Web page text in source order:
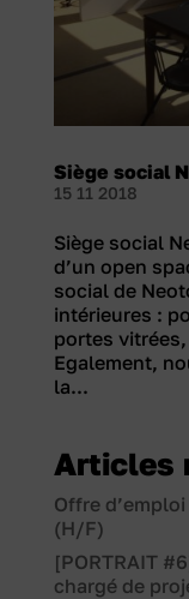
Siège social
15 11 2018
Siège social
d’un open
social de
intérieures :
portes
Egalement,
la...
Articles
Offre
(H/F)
[PORTRAIT
chargé de